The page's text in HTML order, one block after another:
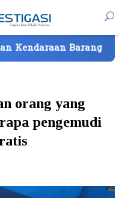
Bukti Atas Nama
orang yang
pengemudi